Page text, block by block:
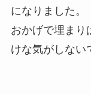
になりました。
おかげで埋まり
けな気がしない